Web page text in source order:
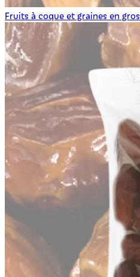
Fruits à coque et graines en gros